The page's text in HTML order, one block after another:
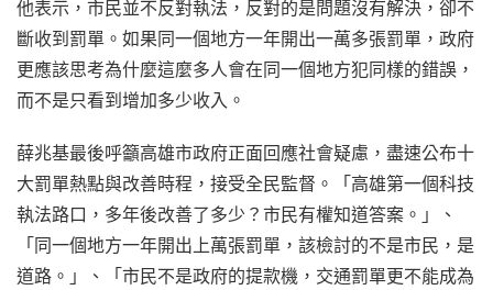
他表示，市民並不反對執法，反對的是問題沒有解決，卻不
斷收到罰單。如果同一個地方一年開出一萬多張罰單，政府
更應該思考為什麼這麼多人會在同一個地方犯同樣的錯誤，
而不是只看到增加多少收入。
薛兆基最後呼籲高雄市政府正面回應社會疑慮，盡速公布十
大罰單熱點與改善時程，接受全民監督。「高雄第一個科技
執法路口，多年後改善了多少？市民有權知道答案。」、
「同一個地方一年開出上萬張罰單，該檢討的不是市民，是
道路。」、「市民不是政府的提款機，交通罰單更不能成為